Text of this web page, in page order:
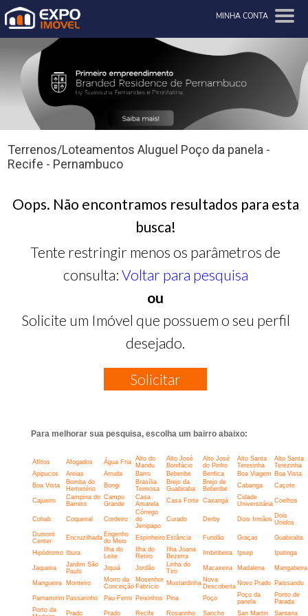
MINHA CONTA
Terrenos/Loteamentos Aluguel Poço da panela -
Recife - Pernambuco
Oops. Não encontramos resultados para esta
busca!
Tente restringir menos os parâmetros de
consulta: Voltar para pesquisa
ou
Solicite um Imóvel que possuem o seu perfil
desejado.
Solicitar
Para melhorar sua pesquisa, escolha um bairro abaixo:
Aflitos Afogados Água Fria
Alto do
Mandu
Alto José
Bonifácio
Alto José
do Pinho
Alto Santa
Teresinha
Alto Santa
Terezinha
Apipucos
Areias Arruda Barro Beberibe Benfica Boa Viagem Boa Vista
Boa Vista
Bomba do
Hemetério
Bongi
Brasília
Teimosa
Brejo da
Guabiraba
Brejo de
Beberibe
Cabanga Caçote
Cajueiro
Campina do
Barreto
Campo
Grande
Casa
Amarela
Casa Forte Caxangá
Cidade
Universitária Coelhos
Cohab Coqueiral Cordeiro
Córrego
do
Jenipapo
Curado Derby Dois Irmãos Dois
Unidos
Dumont
Center
Encruzilhada Engenho
do Meio
Espinheiro Estância Fundão Graças Guabiraba
Hipódromo Ibura
Ilha do
Leite
Ilha do
Retiro
Ilha Joana
Bezerra
Imbiribeira Ipsep Iputinga
Jaqueira
Jardim São
Paulo
Jiquiá Jordão
Linha do
Tiro
Macaxeira Madalena Mangabeira
Mangueira Monteiro
Morro da
Conceição
Mosenhor
Fabrício
Mustardinha Nova
Descoberta Novo Prado Paissandu
Parnamirim Passarinho Pau-Ferro Peixinhos Pina Poço
Poço da
panela
Ponto de
Parada
Porto da
Prado Prado Recife Rosarinho Sancho San Martin Santana